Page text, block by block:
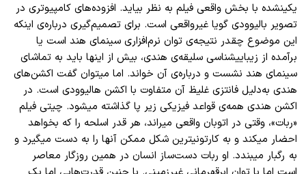
یکینشده با بخش واقعی فیلم به نظر بیاید. افزودههای کامپیوتری در
تصویر بالیوودی گویا غیرواقعی است. برای تصمیمگیری دربارهی اینکه
این موضوع چقدر نتیجهی توان نرمافزاری سینمای هند است یا
برآمده از زیباییشناسی سلیقهی هندی، بیش از اینها باید به تماشای
سینمای هند نشست و دربارهی آن خواند. اما میتوان گفت اکشنهای
هندی بهدلیل فانتزی غلیظ آن متفاوت با اکشن هالیوودی است. در
اکشن هندی همهی قواعد فیزیکی زیر پا گذاشته میشود. چیتی فیلم
«ربات»، وقتی در اتوبان واقعی میراند، هر قدر اسلحه را که بخواهد
احضار میکند و به کارتونیترین شکل ممکن آنها را به دست میگیرد و
به رگبار میبندد. او ربات دستساز انسان در همین روزگار معاصر